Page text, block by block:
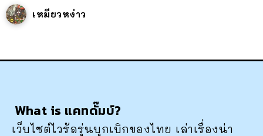
เหมียวหง่าว
What is แคทดั๊มบ์?
เว็บไซต์ไวรัลรุ่นบุกเบิกของไทย เล่าเรื่องน่า